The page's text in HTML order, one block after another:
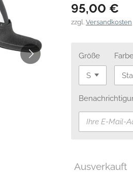
95,00 €
zzgl. Versandkosten
Größe
Ausverkauft